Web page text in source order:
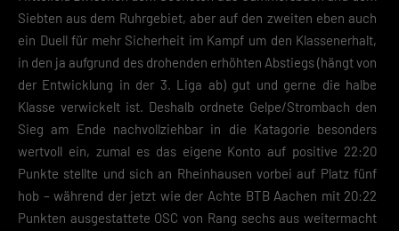
Siebten aus dem Ruhrgebiet, aber auf den zweiten eben auch
ein Duell für mehr Sicherheit im Kampf um den Klassenerhalt,
in den ja aufgrund des drohenden erhöhten Abstiegs (hängt von
der Entwicklung in der 3. Liga ab) gut und gerne die halbe
Klasse verwickelt ist. Deshalb ordnete Gelpe/Strombach den
Sieg am Ende nachvollziehbar in die Katagorie besonders
wertvoll ein, zumal es das eigene Konto auf positive 22:20
Punkte stellte und sich an Rheinhausen vorbei auf Platz fünf
hob – während der jetzt wie der Achte BTB Aachen mit 20:22
Punkten ausgestattete OSC von Rang sechs aus weitermacht
Speichern
Datenschutzeinstellungen
Essenziell (2)
einwandfreie Funktion der Website erforderlich.
Cookie-Informationen anzeigen